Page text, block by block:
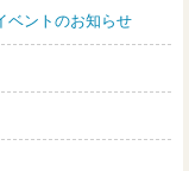
ベントのお知らせ